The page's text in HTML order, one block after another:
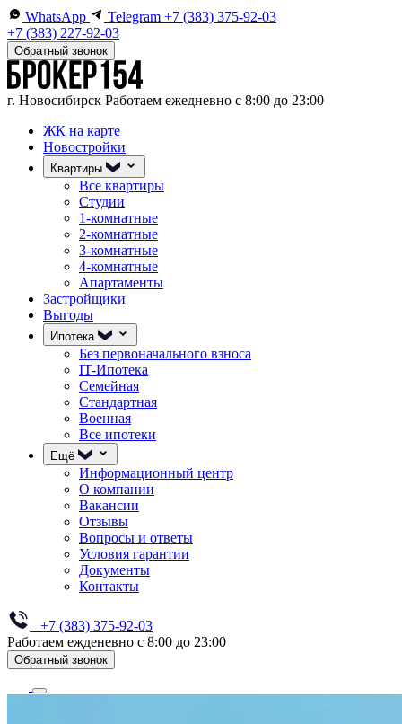
WhatsApp Telegram +7 (383) 375-92-03
+7 (383) 227-92-03
Обратный звонок
г. Новосибирск Работаем ежедневно с 8:00 до 23:00
ЖК на карте
Новостройки
Квартиры
Все квартиры
Студии
1-комнатные
2-комнатные
3-комнатные
4-комнатные
Апартаменты
Застройщики
Выгоды
Ипотека
Без первоначального взноса
IT-Ипотека
Семейная
Стандартная
Военная
Все ипотеки
Ещё
Информационный центр
О компании
Вакансии
Отзывы
Вопросы и ответы
Условия гарантии
Документы
Контакты
+7 (383) 375-92-03
Работаем ежденевно с 8:00 до 23:00
Обратный звонок